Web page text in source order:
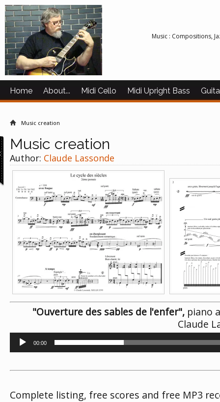
Music : Compositions,
Home About... Midi Cello Midi Upright Bass
Music creation
Music creation
Author: Claude Lassonde
"Ouverture des sables de l'enfer", piano
Claude
Lecteur
audio
00:00
Complete listing, free scores and free MP3